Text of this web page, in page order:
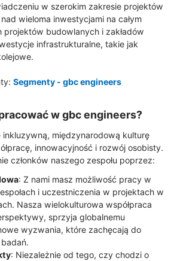
w szerokim zakresie projektów
wieloma inwestycjami na całym
projektów budowlanych i zakładów
infrastrukturalne, takie jak
Segmenty - gbc engineers
w gbc engineers?
inkluzywną, międzynarodową kulturę
innowacyjność i rozwój osobisty.
członków naszego zespołu poprzez:
: Z nami masz możliwość pracy w
i uczestniczenia w projektach w
Nasza wielokulturowa współpraca
sprzyja globalnemu
wyzwania, które zachęcają do
: Niezależnie od tego, czy chodzi o